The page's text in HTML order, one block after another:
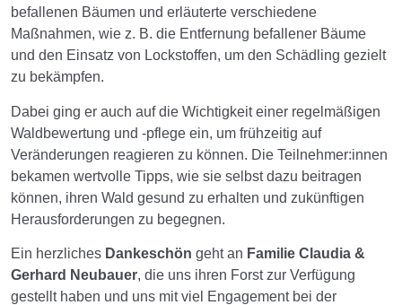
befallenen Bäumen und erläuterte verschiedene
Maßnahmen, wie z. B. die Entfernung befallener Bäume
und den Einsatz von Lockstoffen, um den Schädling gezielt
zu bekämpfen.
Dabei ging er auch auf die Wichtigkeit einer regelmäßigen
Waldbewertung und -pflege ein, um frühzeitig auf
Veränderungen reagieren zu können. Die Teilnehmer:innen
bekamen wertvolle Tipps, wie sie selbst dazu beitragen
können, ihren Wald gesund zu erhalten und zukünftigen
Herausforderungen zu begegnen.
Ein herzliches Dankeschön geht an Familie Claudia &
Gerhard Neubauer, die uns ihren Forst zur Verfügung
gestellt haben und uns mit viel Engagement bei der